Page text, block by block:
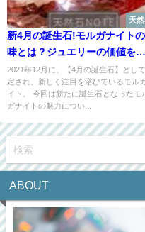
天
新4月の誕生石!モルガナイト
味とは？ジュエリーの価値をご
紹介
2021年12月に、【4月の誕生石】とし
定され、新しく注目を浴びているモル
イト。 今回は新たに誕生石となったモ
ガナイトの魅力につい...
ABOUT